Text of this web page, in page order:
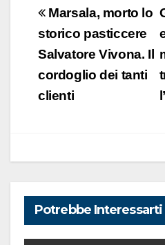
articoli
Marsala, morto lo
storico pasticcere
Salvatore Vivona. Il
cordoglio dei tanti
clienti
Potrebbe Interessarti